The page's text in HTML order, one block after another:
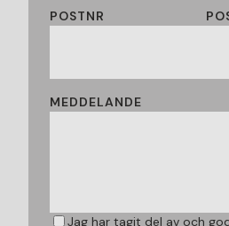
POSTNR
MEDDELANDE
Jag har tagit del av och